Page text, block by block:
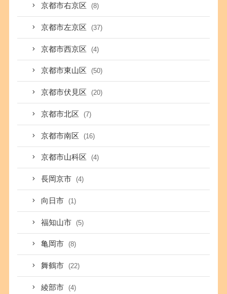
京都市右京区 (8)
京都市左京区 (37)
京都市西京区 (4)
京都市東山区 (50)
京都市伏見区 (20)
京都市北区 (7)
京都市南区 (16)
京都市山科区 (4)
長岡京市 (4)
向日市 (1)
福知山市 (5)
亀岡市 (8)
舞鶴市 (22)
綾部市 (4)